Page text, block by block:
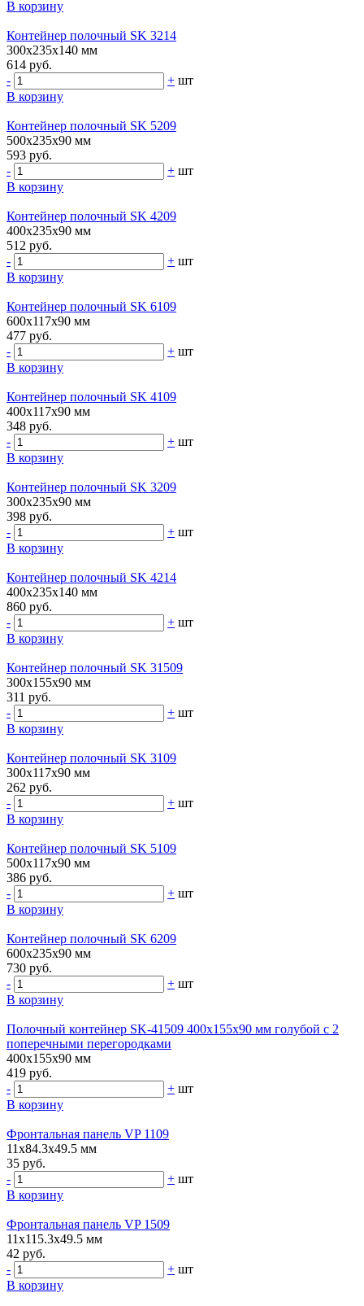
В корзину
Контейнер полочный SK 3214
300х235х140 мм
614 руб.
-
+ шт
В корзину
Контейнер полочный SK 5209
500х235х90 мм
593 руб.
-
+ шт
В корзину
Контейнер полочный SK 4209
400х235х90 мм
512 руб.
-
+ шт
В корзину
Контейнер полочный SK 6109
600х117х90 мм
477 руб.
-
+ шт
В корзину
Контейнер полочный SK 4109
400х117х90 мм
348 руб.
-
+ шт
В корзину
Контейнер полочный SK 3209
300х235х90 мм
398 руб.
-
+ шт
В корзину
Контейнер полочный SK 4214
400х235х140 мм
860 руб.
-
+ шт
В корзину
Контейнер полочный SK 31509
300х155х90 мм
311 руб.
-
+ шт
В корзину
Контейнер полочный SK 3109
300х117х90 мм
262 руб.
-
+ шт
В корзину
Контейнер полочный SK 5109
500х117х90 мм
386 руб.
-
+ шт
В корзину
Контейнер полочный SK 6209
600х235х90 мм
730 руб.
-
+ шт
В корзину
Полочный контейнер SK-41509 400х155х90 мм голубой с 2
поперечными перегородками
400х155х90 мм
419 руб.
-
+ шт
В корзину
Фронтальная панель VP 1109
11х84.3х49.5 мм
35 руб.
-
+ шт
В корзину
Фронтальная панель VP 1509
11х115.3х49.5 мм
42 руб.
-
+ шт
В корзину